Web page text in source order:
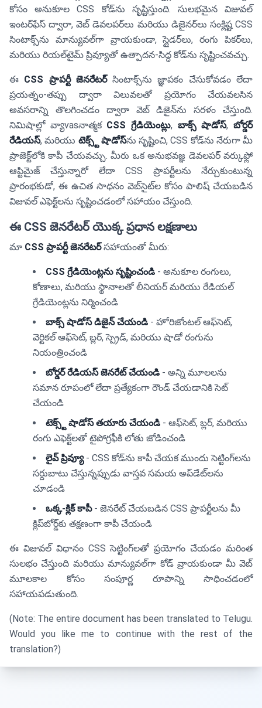
కోసం అనుకూల CSS కోడ్‌ను సృష్టిస్తుంది. సులభమైన విజువల్
ఇంటర్‌ఫేస్ ద్వారా, వెబ్ డెవలపర్‌లు మరియు డిజైనర్‌లు సంక్లిష్ట CSS
సింటాక్స్‌ను మాన్యువల్‌గా వ్రాయకుండా, స్లైడర్‌లు, రంగు పికర్‌లు,
మరియు రియల్‌టైమ్ ప్రివ్యూతో ఉత్పాదన-సిద్ధ కోడ్‌ను సృష్టించవచ్చు.
ఈ CSS ప్రాపర్టీ జెనరేటర్సింటాక్స్‌ను జ్ఞాపకం చేసుకోవడం లేదా
ప్రయత్నం-తప్పు ద్వారా విలువలతో ప్రయోగం చేయవలసిన
అవసరాన్ని తొలగించడం ద్వారా వెబ్ డిజైన్‌ను సరళం చేస్తుంది.
నిమిషాల్లో వ్యాvasనాత్మక CSS గ్రేడియెంట్లు, బాక్స్ షాడోస్,బోర్డర్
రేడియస్, మరియు టెక్స్ట్ షాడోస్ను సృష్టించి, CSS కోడ్‌ను నేరుగా మీ
ప్రాజెక్ట్‌లోకి కాపీ చేయవచ్చు. మీరు ఒక అనుభవజ్ఞ డెవలపర్ వర్కుఫ్లో
ఆప్టిమైజ్ చేస్తున్నారో లేదా CSS ప్రాపర్టీలను నేర్చుకుంటున్న
ప్రారంభకుడో, ఈ ఉచిత సాధనం వెబ్‌సైట్‌ల కోసం పాలిష్ చేయబడిన
విజువల్ ఎఫెక్ట్‌లను సృష్టించడంలో సహాయం చేస్తుంది.
ఈ CSS జెనరేటర్ యొక్క ప్రధాన లక్షణాలు
మా CSS ప్రాపర్టీ జెనరేటర్సహాయంతో మీరు:
CSS గ్రేడియెంట్లను సృష్టించండి - అనుకూల రంగులు,
కోణాలు, మరియు స్థానాలతో లీనియర్ మరియు రేడియల్
గ్రేడియెంట్లను నిర్మించండి
బాక్స్ షాడోస్ డిజైన్ చేయండి - హోరిజోంటల్ ఆఫ్‌సెట్,
వెర్టికల్ ఆఫ్‌సెట్, బ్లర్, స్ప్రెడ్, మరియు షాడో రంగును
నియంత్రించండి
బోర్డర్ రేడియస్ జెనరేట్ చేయండి - అన్ని మూలలను
సమాన రూపంలో లేదా ప్రత్యేకంగా రౌండ్ చేయడానికి సెట్
చేయండి
టెక్స్ట్ షాడోస్ తయారు చేయండి - ఆఫ్‌సెట్, బ్లర్, మరియు
రంగు ఎఫెక్ట్‌లతో టైపోగ్రఫీకి లోతు జోడించండి
లైవ్ ప్రివ్యూ- CSS కోడ్‌ను కాపీ చేయక ముందు సెట్టింగ్‌లను
సర్దుబాటు చేస్తున్నప్పుడు వాస్తవ సమయ అప్‌డేట్‌లను
చూడండి
ఒక్క-క్లిక్ కాపీ- జెనరేట్ చేయబడిన CSS ప్రాపర్టీలను మీ
క్లిప్‌బోర్డ్‌కు తక్షణంగా కాపీ చేయండి
ఈ విజువల్ విధానం CSS సెట్టింగ్‌లతో ప్రయోగం చేయడం మరింత
సులభం చేస్తుంది మరియు మాన్యువల్‌గా కోడ్ వ్రాయకుండా మీ వెబ్
మూలకాల కోసం సంపూర్ణ రూపాన్ని సాధించడంలో
సహాయపడుతుంది.
(Note: The entire document has been translated to Telugu.
Would you like me to continue with the rest of the
translation?)